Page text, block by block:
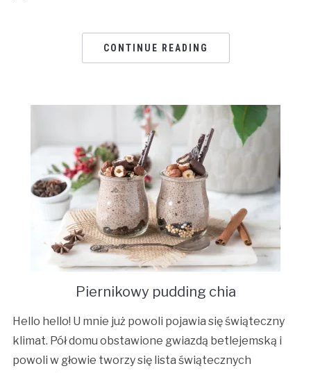
CONTINUE READING
Piernikowy pudding chia
Hello hello! U mnie już powoli pojawia się świąteczny
klimat. Pół domu obstawione gwiazdą betlejemską i
powoli w głowie tworzy się lista świątecznych